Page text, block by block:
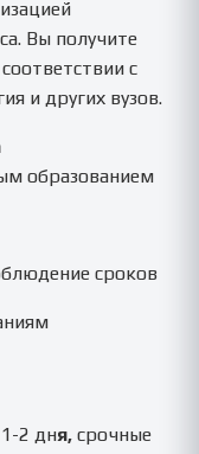
Вы получите
с
и других вузов.
образованием
сроков
2 дня, срочные